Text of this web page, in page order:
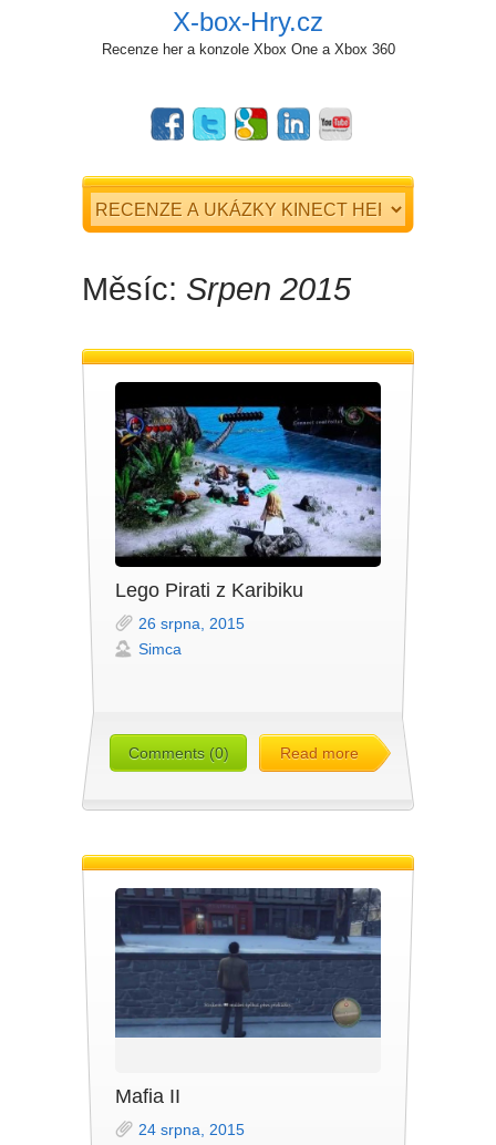
X-box-Hry.cz
Recenze her a konzole Xbox One a Xbox 360
Měsíc: Srpen 2015
Lego Pirati z Karibiku
26 srpna, 2015
Simca
Comments (0) Read more
Mafia II
24 srpna, 2015